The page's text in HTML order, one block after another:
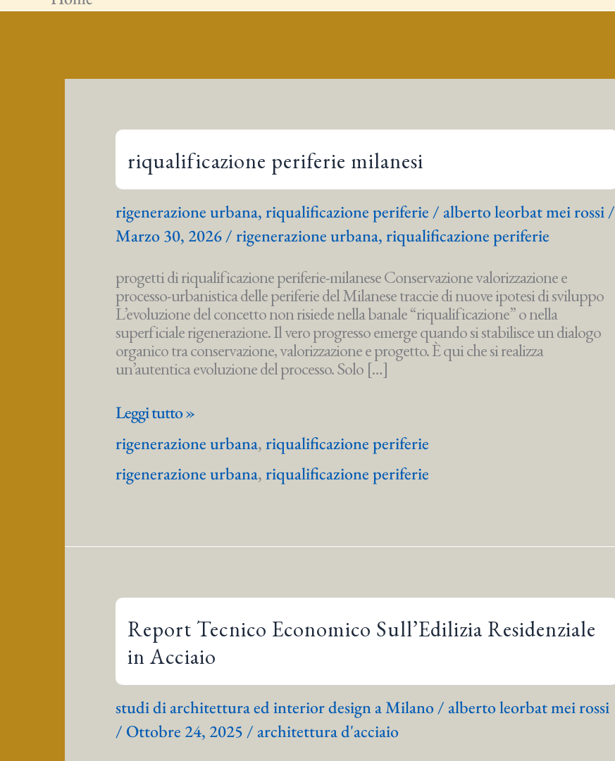
riqualificazione periferie milanesi
rigenerazione urbana,riqualificazione periferie /alberto leorbat mei rossi/
Marzo 30, 2026/rigenerazione urbana,riqualificazione periferie
progetti di riqualificazione periferie-milanese Conservazione valorizzazione e
processo-urbanistica delle periferie del Milanese traccie di nuove ipotesi di sviluppo
L’evoluzione del concetto non risiede nella banale “riqualificazione” o nella
superficiale rigenerazione. Il vero progresso emerge quando si stabilisce un dialogo
organico tra conservazione, valorizzazione e progetto. È qui che si realizza
un’autentica evoluzione del processo. Solo […]
riqualificazione
periferie
milanesi
Leggi tutto »
rigenerazione urbana,riqualificazione periferie
rigenerazione urbana,riqualificazione periferie
Report Tecnico Economico Sull’Edilizia Residenziale
in Acciaio
studi di architettura ed interior design a Milano/alberto leorbat mei rossi
/ Ottobre 24, 2025/architettura d'acciaio